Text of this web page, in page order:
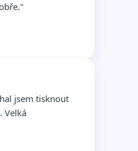
"
jsem tisknout
Velká